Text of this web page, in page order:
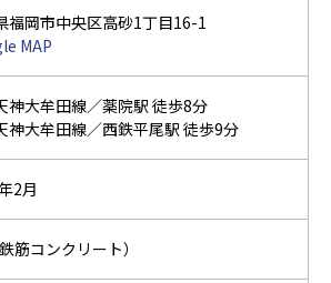
福岡市中央区高砂1丁目16-1
MAP
神大牟田線／薬院駅 徒歩8分
神大牟田線／西鉄平尾駅 徒歩9分
2月
筋コンクリート）